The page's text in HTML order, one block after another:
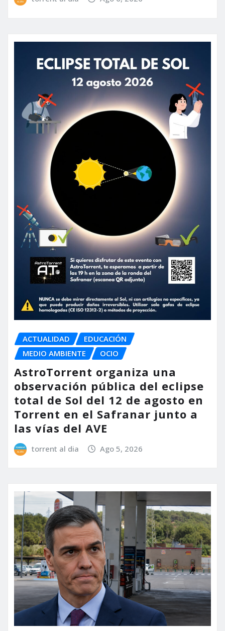
ACTUALIDAD
EDUCACIÓN
MEDIO AMBIENTE
OCIO
AstroTorrent organiza una
observación pública del eclipse
total de Sol del 12 de agosto en
Torrent en el Safranar junto a
las vías del AVE
torrent al dia Ago 5, 2026